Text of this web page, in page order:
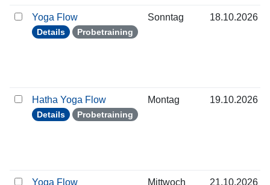
Yoga Flow
Details Probetraining
Sonntag 18.10.2026
Hatha Yoga Flow
Details Probetraining
Montag 19.10.2026
Yoga Flow Mittwoch 21.10.2026